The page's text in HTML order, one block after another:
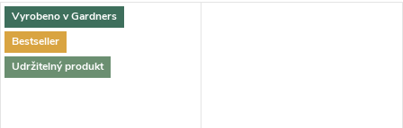
Vyrobeno v Gardners
Bestseller
Udržitelný produkt